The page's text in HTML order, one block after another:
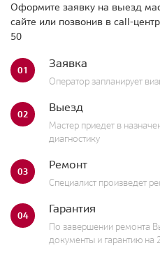
Оформите заявку на выезд
сайте или позвонив в call-
50
01 Заявка
Оператор запланирует
02 Выезд
Мастер приедет в
диагностику
03 Ремонт
Специалист произведет
04 Гарантия
По завершении ремонта
документы и гарантию на